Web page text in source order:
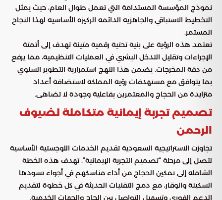
نموذج المؤسسة المستدامة التي تعمل طوال العام، حيث يمثل
التخطيط الاستباقي والجاهزية الدائمة الركيزة الأساسية لهذا النجاح
المستمر.
تعتمد هذه الرؤية على بنية تحتية رقمية متينة تهدف إلى أتمتة
الإجراءات وتقليل التدخل البشري في العمليات التنظيمية، مما يرفع
من دقة المخرجات. يضمن هذا النهج استمرارية التطوير السنوي
بما يتوافق مع مستهدفات رؤية المملكة لاستضافة أعداد
متزايدة من الحجاج والمعتمرين بفاعلية وجودة لا تضاهى.
تصميم تجربة إيمانية متكاملة لضيوف
الرحمن
تجاوزت الاستراتيجية السعودية تقديم الخدمات اللوجستية الأساسية
لتصل إلى مرحلة “تصميم التجربة الإيمانية”. تهدف هذه الخطة
الشاملة إلى تمكين الحجاج من أداء مناسكهم في أجواء تسودها
السكينة والوقار، مع دمج التقنيات الحديثة في كل خطوة لتقديم
الدعم الفوري وتسهيل التواصل بين الحاج والجهات الخدمية.